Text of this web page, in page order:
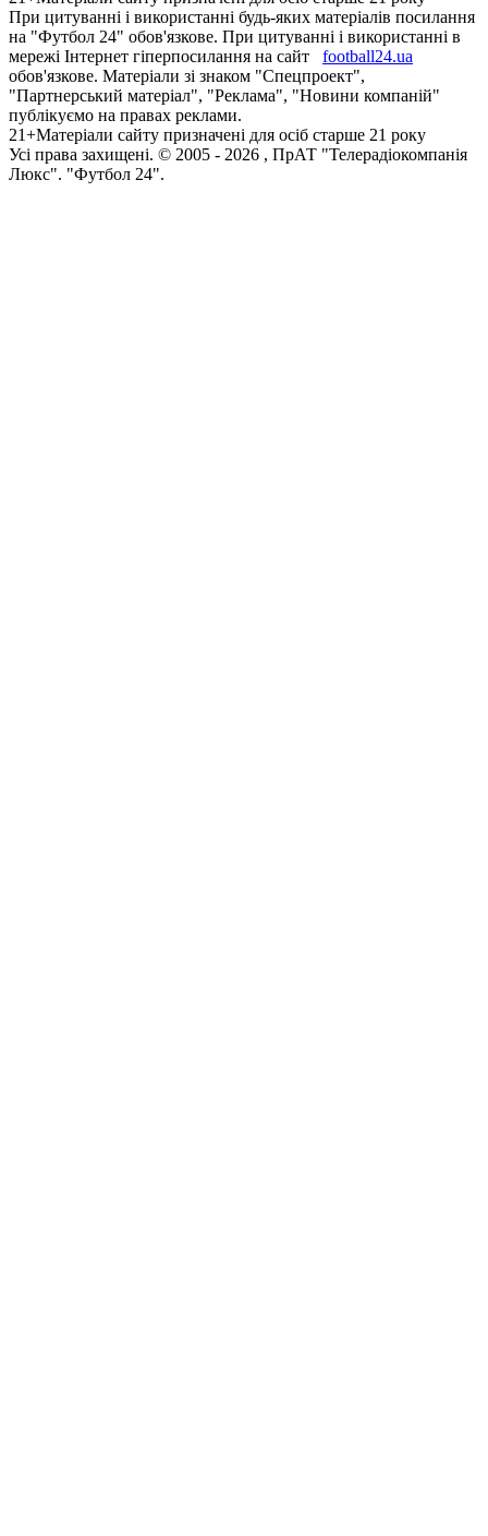
При цитуванні і використанні будь-яких матеріалів посилання
на "Футбол 24" обов'язкове. При цитуванні і використанні в
мережі Інтернет гіперпосилання на сайт
football24.ua
обов'язкове. Матеріали зі знаком "Спецпроект",
"Партнерський матеріал", "Реклама", "Новини компаній"
публікуємо на правах реклами.
21+Матеріали сайту призначені для осіб старше 21 року
Усi права захищенi. © 2005 - 2026 , ПрАТ "Телерадіокомпанія
Люкс". "Футбол 24".